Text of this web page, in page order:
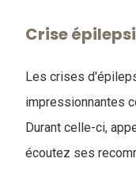
Crise
Les crises
impressionnantes
Durant celle-ci,
écoutez ses